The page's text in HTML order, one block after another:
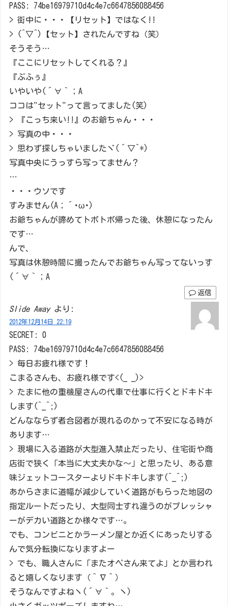
PASS: 74be16979710d4c4e7c6647856088456
> 街中に・・・【リセット】ではなく!!
> (^▽^)【セット】されたんですね（笑）
そうそう…
『ここにリセットしてくれる？』
『ぶふぅ』
いやいや(´∀｀；A
ココは"セット"って言ってました(笑)
> 『こっち来い!!』のお爺ちゃん・・・
> 写真の中・・・
> 思わず探しちゃいましたヾ(´▽`*)
写真中央にうっすら写ってません？
…
・・・ウソです
すみません(A；´･ω･)
お爺ちゃんが諦めてトボトボ帰った後、休憩になったん
です…
んで、
写真は休憩時間に撮ったんでお爺ちゃん写ってないっす
(´∀｀；A
返信
Slide Away より:
2012年12月14日 22:19
SECRET: 0
PASS: 74be16979710d4c4e7c6647856088456
> 毎日お疲れ様です！
こまるさんも、お疲れ様です<(_ _)>
> たまに他の重機屋さんの代車で仕事に行くとドキドキ
します(^_^;)
どんなならず者合図者が現れるのかって不安になる時が
あります…
> 現場に入る道路が大型進入禁止だったり、住宅街や商
店街で狭く「本当に大丈夫かな～」と思ったり、ある意
味ジェットコースターよりドキドキします(^_^;)
あからさまに道幅が減少していく道路がもらった地図の
指定ルートだったり、大型同士すれ違うのがプレッシャ
ーがデカい道路とか様々です…。
でも、コンビニとかラーメン屋とか近くにあったりする
んで気分転換になりますよー
> でも、職人さんに「またオペさん来てよ」とか言われ
ると嬉しくなります（＾∇＾）
そうなんですよねヽ(´∀｀。ヽ)